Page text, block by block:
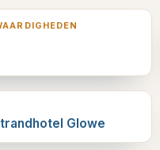
Glowe